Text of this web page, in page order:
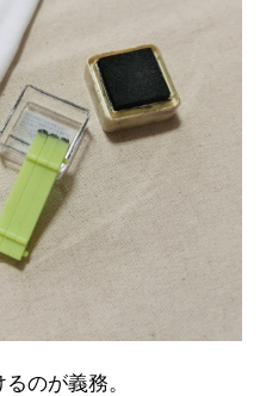
のが義務。